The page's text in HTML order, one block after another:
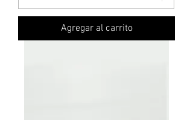
Agregar al carrito